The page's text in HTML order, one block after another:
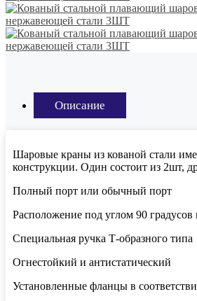
Описание
Шаровые краны из кованой стали
конструкции. Один состоит из 2шт,
Полный порт или обычный порт
Расположение под углом 90 градусов
Специальная ручка Т-образного типа
Огнестойкий и антистатический
Установленные фланцы в